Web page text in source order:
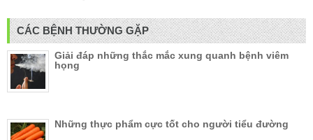
CÁC BỆNH THƯỜNG GẶP
Giải đáp những thắc mắc xung quanh bệnh viêm
họng
Những thực phẩm cực tốt cho người tiểu đường